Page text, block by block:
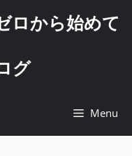
ロから始めて
グ
Menu